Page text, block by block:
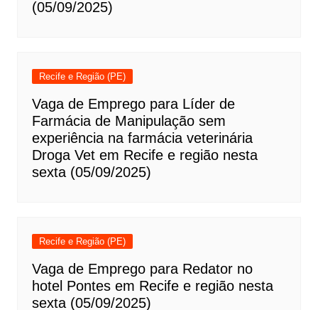
(05/09/2025)
Recife e Região (PE)
Vaga de Emprego para Líder de
Farmácia de Manipulação sem
experiência na farmácia veterinária
Droga Vet em Recife e região nesta
sexta (05/09/2025)
Recife e Região (PE)
Vaga de Emprego para Redator no
hotel Pontes em Recife e região nesta
sexta (05/09/2025)